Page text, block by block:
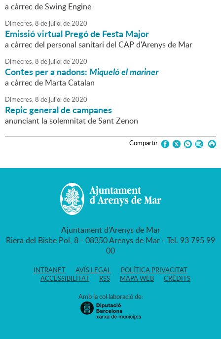
a càrrec de Swing Engine
Dimecres,8 de juliol de2020
Emissió virtual Pregó de Festa Major
a càrrec del personal sanitari del CAP d'Arenys de Mar
Dimecres,8 de juliol de2020
Contes per a nadons:Miqueló el mariner
a càrrec de Marta Catalan
Dimecres,8 de juliol de2020
Repic general de campanes
anunciant la solemnitat de Sant Zenon
Compartir
Ajuntament d'Arenys de Mar
Riera del Bisbe Pol, 8 - 08350 Arenys de Mar - Tel. 93 795 99
00
INTRANET AVÍS LEGAL
POLÍTICA PRIVACITAT
ACCESSIBILITAT
RSS MAPA WEB CRÈDITS
Amb la col·laboració de: